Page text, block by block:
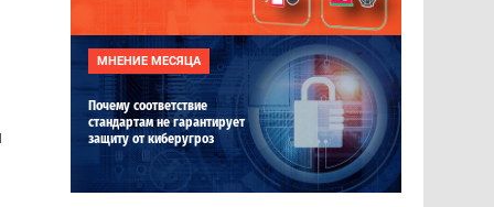
МНЕНИЕ МЕСЯЦА
Почему соответствие
стандартам не гарантирует
защиту от киберугроз